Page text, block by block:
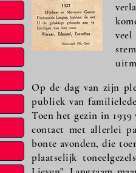
Op de dag van zijn
publiek van
Toen het gezin in
contact met allerlei
bonte avonden, die
plaatselijk